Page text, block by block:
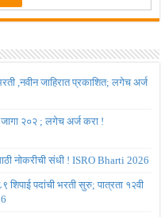
,नवीन जाहिरात प्रकाशित; लगेच अर्ज
जागा २०२ ; लगेच अर्ज करा !
नोकरीची संधी ! ISRO Bharti 2026
शिपाई पदांची भरती सुरु; पात्रता १२वी